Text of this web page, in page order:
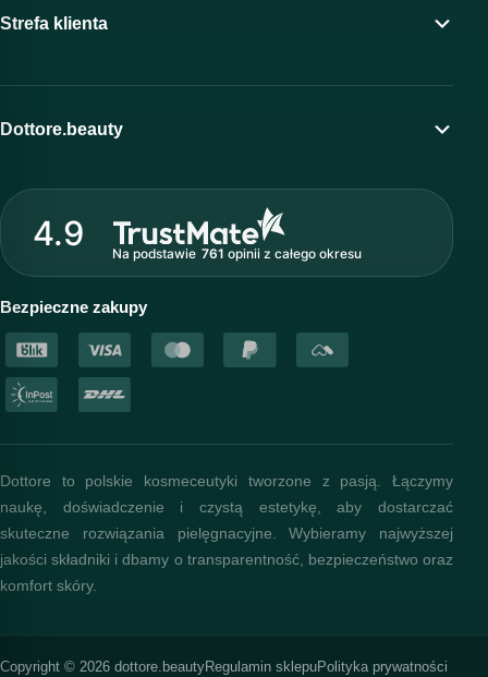
Strefa klienta
Moje konto
Program lojalnościowy
Strefa profesjonalisty
Dottore.beauty
O marce Dottore
Nasz zespół
Akademia i szkolenia
Baza wiedzy
4.9
Na podstawie 761 opinii z całego okresu
Bezpieczne zakupy
Dottore to polskie kosmeceutyki tworzone z pasją. Łączymy
naukę, doświadczenie i czystą estetykę, aby dostarczać
skuteczne rozwiązania pielęgnacyjne. Wybieramy najwyższej
jakości składniki i dbamy o transparentność, bezpieczeństwo oraz
komfort skóry.
Copyright © 2026 dottore.beautyRegulamin sklepuPolityka prywatności